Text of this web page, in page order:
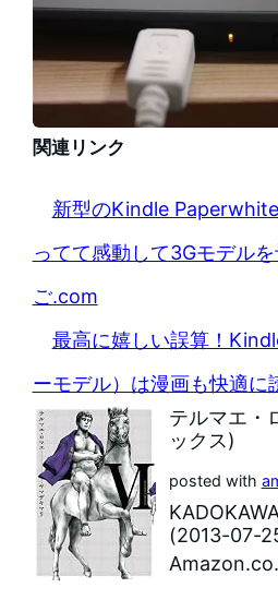
関連リンク
新型のKindle
ってて感動して3Gモデル
ご.com
最高に嬉しい誤算！
ーモデル）は漫画も快適
テルマエ・
ックス)
posted with
(2013-07-